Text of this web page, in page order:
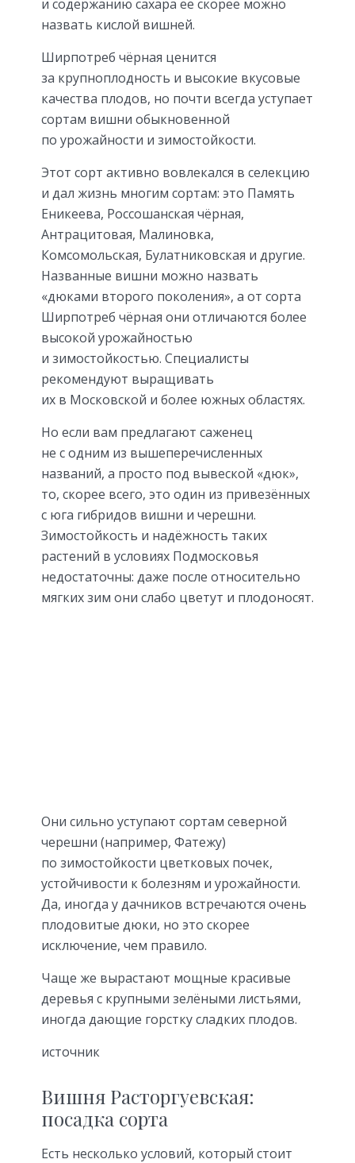
и содержанию сахара её скорее можно
назвать кислой вишней.
Ширпотреб чёрная ценится
за крупноплодность и высокие вкусовые
качества плодов, но почти всегда уступает
сортам вишни обыкновенной
по урожайности и зимостойкости.
Этот сорт активно вовлекался в селекцию
и дал жизнь многим сортам: это Память
Еникеева, Россошанская чёрная,
Антрацитовая, Малиновка,
Комсомольская, Булатниковская и другие.
Названные вишни можно назвать
«дюками второго поколения», а от сорта
Ширпотреб чёрная они отличаются более
высокой урожайностью
и зимостойкостью. Специалисты
рекомендуют выращивать
их в Московской и более южных областях.
Но если вам предлагают саженец
не с одним из вышеперечисленных
названий, а просто под вывеской «дюк»,
то, скорее всего, это один из привезённых
с юга гибридов вишни и черешни.
Зимостойкость и надёжность таких
растений в условиях Подмосковья
недостаточны: даже после относительно
мягких зим они слабо цветут и плодоносят.
Они сильно уступают сортам северной
черешни (например, Фатежу)
по зимостойкости цветковых почек,
устойчивости к болезням и урожайности.
Да, иногда у дачников встречаются очень
плодовитые дюки, но это скорее
исключение, чем правило.
Чаще же вырастают мощные красивые
деревья с крупными зелёными листьями,
иногда дающие горстку сладких плодов.
источник
Вишня Расторгуевская:
посадка сорта
Есть несколько условий, который стоит